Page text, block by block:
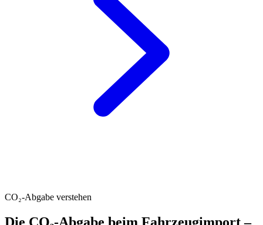
CO₂-Abgabe verstehen